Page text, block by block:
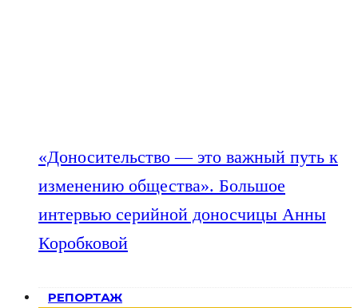
«Доносительство — это важный путь к
изменению общества». Большое
интервью серийной доносчицы Анны
Коробковой
РЕПОРТАЖ